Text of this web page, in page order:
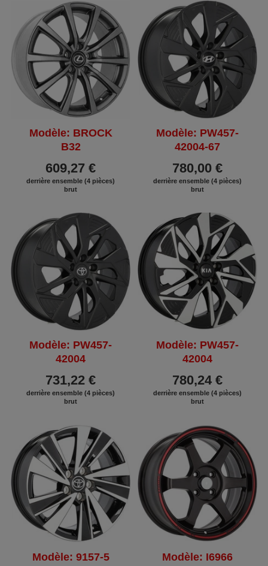
Modèle: BROCK
B32
609,27 €
derrière ensemble (4 pièces)
brut
Modèle: PW457-
42004-67
780,00 €
derrière ensemble (4 pièces)
brut
Modèle: PW457-
42004
731,22 €
derrière ensemble (4 pièces)
brut
Modèle: PW457-
42004
780,24 €
derrière ensemble (4 pièces)
brut
Modèle: 9157-5 Modèle: I6966